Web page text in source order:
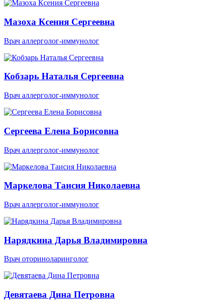
Мазоха Ксения Сергеевна
Врач аллерголог-иммунолог
Кобзарь Наталья Сергеевна
Врач аллерголог-иммунолог
Сергеева Елена Борисовна
Врач аллерголог-иммунолог
Маркелова Таисия Николаевна
Врач аллерголог-иммунолог
Нарядкина Дарья Владимировна
Врач оториноларинголог
Девятаева Дина Петровна